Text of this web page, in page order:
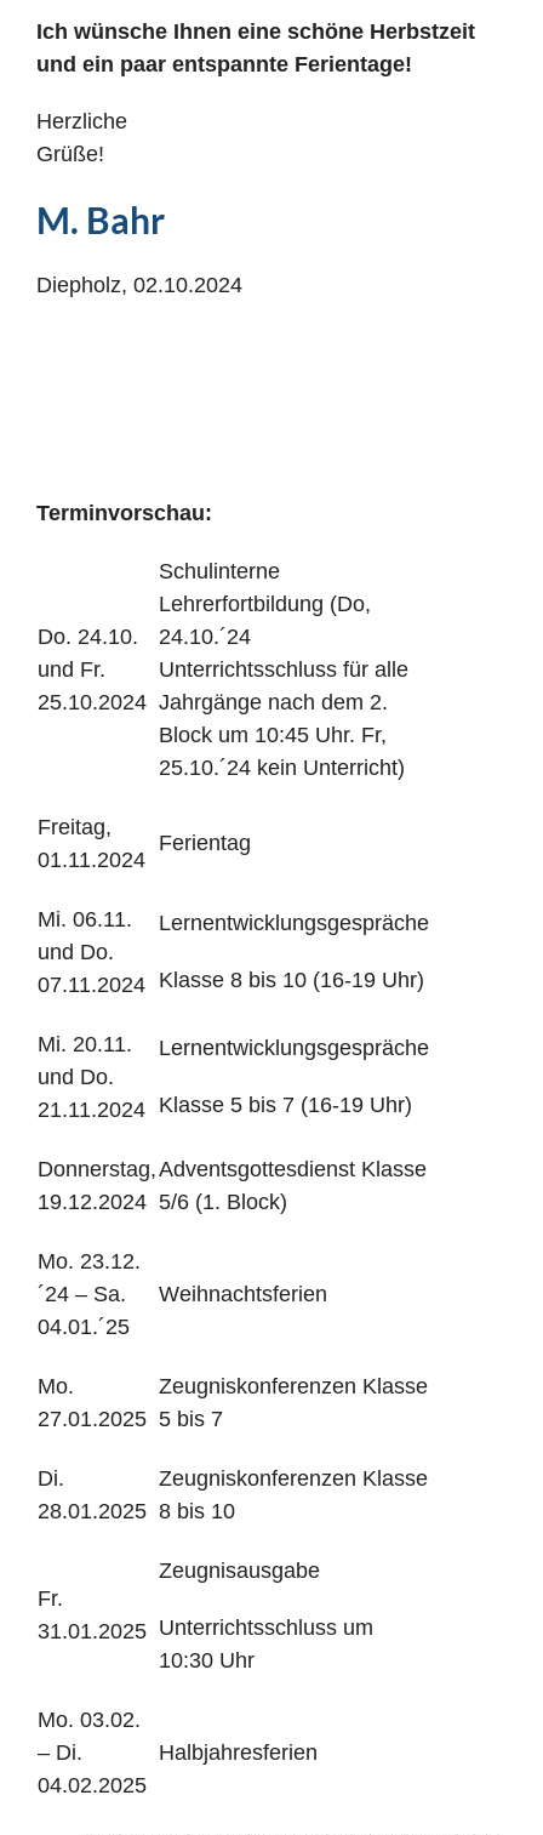
Ich wünsche Ihnen eine schöne Herbstzeit
und ein paar entspannte Ferientage!
Herzliche
Grüße!
M. Bahr
Diepholz, 02.10.2024
Terminvorschau:
Do. 24.10.
und Fr.
25.10.2024
Schulinterne
Lehrerfortbildung (Do,
24.10.´24
Unterrichtsschluss für alle
Jahrgänge nach dem 2.
Block um 10:45 Uhr. Fr,
25.10.´24 kein Unterricht)
Freitag,
01.11.2024
Ferientag
Mi. 06.11.
und Do.
07.11.2024
Lernentwicklungsgespräche
Klasse 8 bis 10 (16-19 Uhr)
Mi. 20.11.
und Do.
21.11.2024
Lernentwicklungsgespräche
Klasse 5 bis 7 (16-19 Uhr)
Donnerstag,
19.12.2024
Adventsgottesdienst Klasse
5/6 (1. Block)
Mo. 23.12.
´24 – Sa.
04.01.´25
Weihnachtsferien
Mo.
27.01.2025
Zeugniskonferenzen Klasse
5 bis 7
Di.
28.01.2025
Zeugniskonferenzen Klasse
8 bis 10
Fr.
31.01.2025
Zeugnisausgabe
Unterrichtsschluss um
10:30 Uhr
Mo. 03.02.
– Di.
04.02.2025
Halbjahresferien